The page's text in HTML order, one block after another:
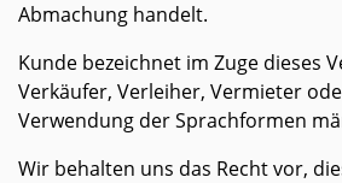
Abmachung handelt.
Kunde bezeichnet im Zuge dieses
Verkäufer, Verleiher, Vermieter
Verwendung der Sprachformen
Wir behalten uns das Recht vor,